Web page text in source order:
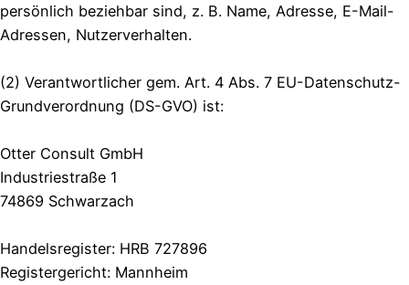
persönlich beziehbar sind, z. B. Name, Adresse, E-Mail-
Adressen, Nutzerverhalten.
(2) Verantwortlicher gem. Art. 4 Abs. 7 EU-Datenschutz-
Grundverordnung (DS-GVO) ist:
Otter Consult GmbH
Industriestraße 1
74869 Schwarzach
Handelsregister: HRB 727896
Registergericht: Mannheim